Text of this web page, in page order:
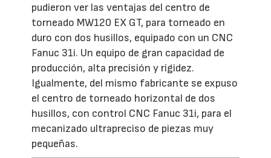
pudieron ver las ventajas del centro de
torneado MW120 EX GT, para torneado en
duro con dos husillos, equipado con un CNC
Fanuc 31i. Un equipo de gran capacidad de
producción, alta precisión y rigidez.
Igualmente, del mismo fabricante se expuso
el centro de torneado horizontal de dos
husillos, con control CNC Fanuc 31i, para el
mecanizado ultrapreciso de piezas muy
pequeñas.